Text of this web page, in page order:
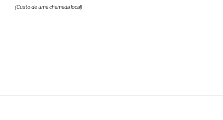
(Custo de uma chamada local)